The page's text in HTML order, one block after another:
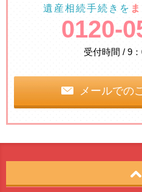
遺産相続手続きを
0120-
受付時間 / 9
メールでの